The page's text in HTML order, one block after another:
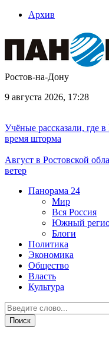
Архив
Ростов-на-Дону
9 августа 2026, 17:28
Учёные рассказали, где в
время шторма
Август в Ростовской
ветер
Панорама 24
Мир
Вся Россия
Южный
Блоги
Политика
Экономика
Общество
Власть
Культура